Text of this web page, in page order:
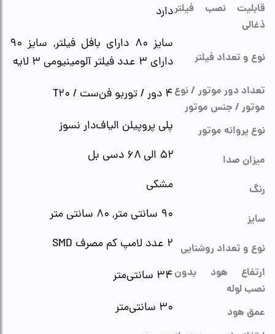
قابلیت نصب فیلتر
ذغالی
دارد
نوع و تعداد فیلتر
سایز ۸۰ دارای بافل فیلتر, سایز ۹۰
دارای ۳ عدد فیلتر آلومینیومی ۳ لایه
تعداد دور موتور / نوع
موتور / جنس موتور
۴ دور / توربو فن‌ست / T۲۰
نوع پروانه موتور پلی پروپیلن الیاف‌دار نسوز
میزان صدا ۵۲ الی ۶۸ دسی بل
رنگ مشکی
سایز ۹۰ سانتی متر, ۸۰ سانتی متر
نوع و تعداد روشنایی ۲ عدد لامپ کم مصرف SMD
ارتفاع هود بدون
نصب لوله
۳۴ سانتی‌متر
عمق هود ۳۰ سانتی‌متر